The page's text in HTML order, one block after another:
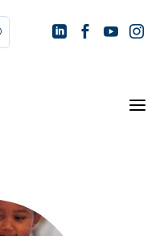
   
a